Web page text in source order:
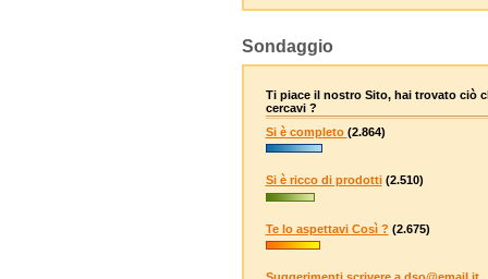
Sondaggio
Ti piace il nostro Sito, hai trovato ciò
cercavi ?
Si è completo (2.864)
Si è ricco di prodotti (2.510)
Te lo aspettavi Così ? (2.675)